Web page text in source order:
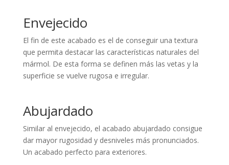
Envejecido
El fin de este acabado es el de conseguir una textura
que permita destacar las características naturales del
mármol. De esta forma se definen más las vetas y la
superficie se vuelve rugosa e irregular.
Abujardado
Similar al envejecido, el acabado abujardado consigue
dar mayor rugosidad y desniveles más pronunciados.
Un acabado perfecto para exteriores.